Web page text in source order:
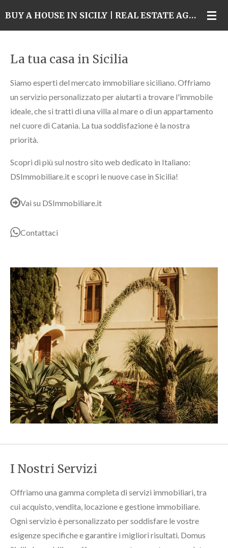
Skip
content
BUY A HOUSE IN SICILY | REAL ESTATE AGENCY IN CATANIA
La tua casa in Sicilia
Siamo esperti del mercato immobiliare siciliano. Offriamo
un servizio personalizzato per aiutarti a trovare l'immobile
ideale, che si tratti di una villa al mare o di un appartamento
nel cuore di Catania. La tua soddisfazione è la nostra
priorità.
Scopri di più sul nostro sito web dedicato in Italiano:
DSImmobiliare.it e scopri le nuove case in Sicilia!
Vai su DSImmobiliare.it
Contattaci
I Nostri Servizi
Offriamo una gamma completa di servizi immobiliari, tra
cui acquisto, vendita, locazione e gestione immobiliare.
Ogni servizio è personalizzato per soddisfare le vostre
esigenze specifiche e garantire i migliori risultati. Domus